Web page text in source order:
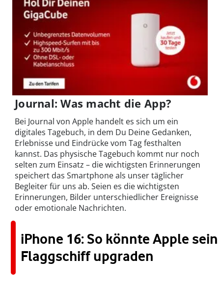
Journal: Was macht die App?
Bei Journal von Apple handelt es sich um ein
digitales Tagebuch, in dem Du Deine Gedanken,
Erlebnisse und Eindrücke vom Tag festhalten
kannst. Das physische Tagebuch kommt nur noch
selten zum Einsatz – die wichtigsten Erinnerungen
speichert das Smartphone als unser täglicher
Begleiter für uns ab. Seien es die wichtigsten
Erinnerungen, Bilder unterschiedlicher Ereignisse
oder emotionale Nachrichten.
iPhone 16: So könnte Apple sein
Flaggschiff upgraden